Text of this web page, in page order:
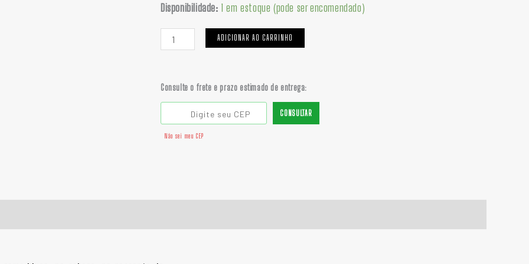
Disponibilidade: 1 em estoque (pode ser encomendado)
ADICIONAR AO CARRINHO
Consulte o frete e prazo estimado de entrega:
CONSULTAR
Não sei meu CEP